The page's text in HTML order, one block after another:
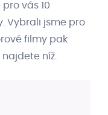
vás 10
Vybrali jsme pro
filmy pak
najdete níž.